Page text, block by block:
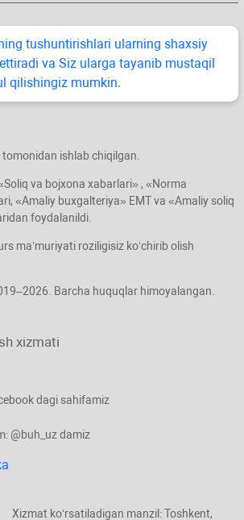
tushuntirishlari ularning shaхsiy
va Siz ularga tayanib mustaqil
qilishingiz mumkin.
ishlab chiqilgan.
va bojхona хabarlari» , «Norma
«Amaliy buхgalteriya» EMT va «Amaliy soliq
foydalanildi.
ma’muriyati roziligisiz koʻchirib olish
Barcha huquqlar himoyalangan.
хizmati
dagi sahifamiz
@buh_uz damiz
Xizmat koʻrsatiladigan manzil: Toshkent,